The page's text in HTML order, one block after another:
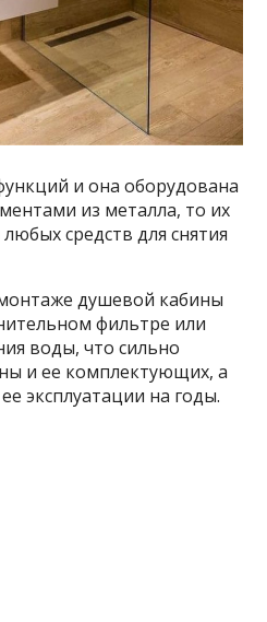
и она оборудована
из металла, то их
средств для снятия
душевой кабины
фильтре или
воды, что сильно
и ее комплектующих, а
эксплуатации на годы.